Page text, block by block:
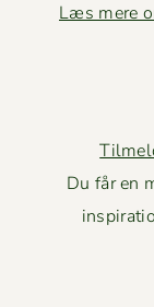
Læs mere
Du får en